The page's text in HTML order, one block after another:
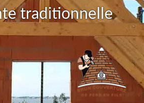
traditionnelle